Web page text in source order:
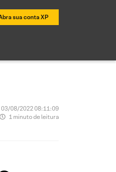
sua conta XP
03/08/2022 08:11:09
1 minuto de leitura